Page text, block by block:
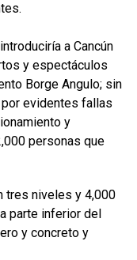
a Cancún
y espectáculos
Borge Angulo; sin
evidentes fallas
y
personas que
tres niveles y 4,000
parte inferior del
y concreto y